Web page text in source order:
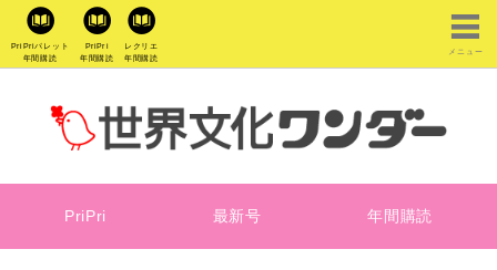
PriPriパレット
年間購読
PriPri
年間購読
レクリエ
年間購読
メニュー
PriPri 最新号 年間購読